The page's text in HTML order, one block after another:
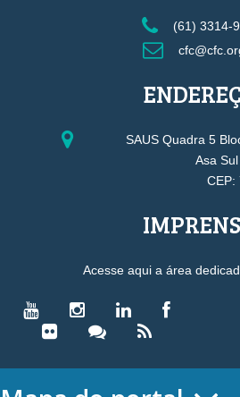
(61) 3314-
SAUS Quadra 5
Asa
CEP:
Acesse aqui a área